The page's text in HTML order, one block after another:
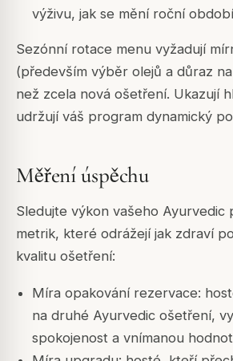
výživu, jak se mění roční období
Sezónní rotace menu vyžadují
(především výběr olejů a důraz
než zcela nová ošetření. Ukazují
udržují váš program dynamický
Měření úspěchu
Sledujte výkon vašeho Ayurvedic
metrik, které odrážejí jak zdraví
kvalitu ošetření:
Míra opakování rezervace:
na druhé Ayurvedic ošetření,
spokojenost a vnímanou